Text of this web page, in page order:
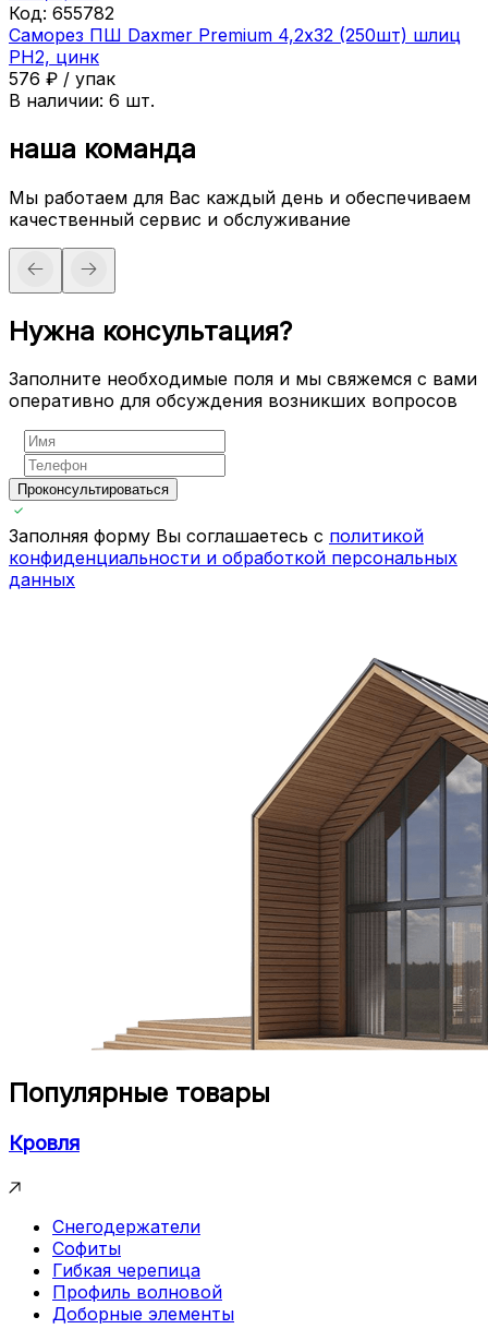
Код: 655782
Саморез ПШ Daxmer Premium 4,2х32 (250шт) шлиц
PH2, цинк
576 ₽ / упак
В наличии: 6 шт.
наша команда
Мы работаем для Вас каждый день и обеспечиваем
качественный сервис и обслуживание
Нужна консультация?
Заполните необходимые поля и мы свяжемся с вами
оперативно для обсуждения возникших вопросов
Проконсультироваться
Заполняя форму Вы соглашаетесь с политикой
конфиденциальности и обработкой персональных
данных
Популярные товары
Кровля
Снегодержатели
Софиты
Гибкая черепица
Профиль волновой
Доборные элементы